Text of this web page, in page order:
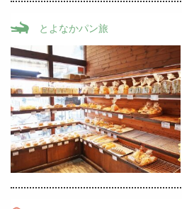
とよなかパン旅